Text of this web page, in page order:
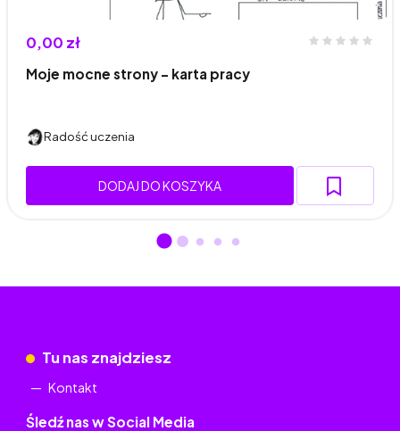
0,00 zł
Moje mocne strony - karta pracy
Radość uczenia
DODAJ DO KOSZYKA
Tu nas znajdziesz
Kontakt
Śledź nas w Social Media